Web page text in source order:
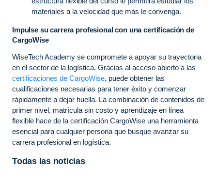
materiales a la velocidad que más le convenga.
Impulse su carrera profesional con una certificación de
CargoWise
WiseTech Academy se compromete a apoyar su trayectoria
en el sector de la logística. Gracias al acceso abierto a las
certificaciones de CargoWise, puede obtener las
cualificaciones necesarias para tener éxito y comenzar
rápidamente a dejar huella. La combinación de contenidos de
primer nivel, matrícula sin costo y aprendizaje en línea
flexible hace de la certificación CargoWise una herramienta
esencial para cualquier persona que busque avanzar su
carrera profesional en logística.
Todas las noticias